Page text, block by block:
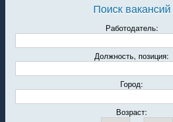
Поиск вакансий
Работодатель:
Должность, позиция:
Город:
Возраст: